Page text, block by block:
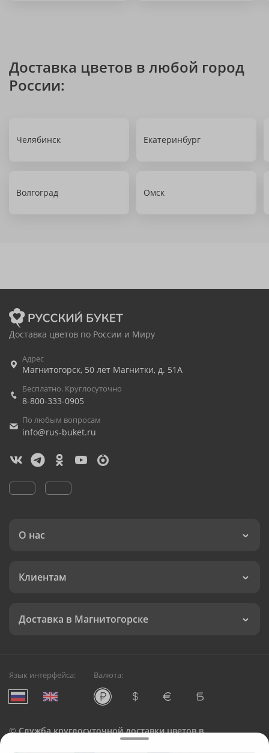
Доставка цветов в любой город
России:
Челябинск Екатеринбург
Волгоград Омск
Доставка цветов по России и Миру
Адрес
Магнитогорск, 50 лет Магнитки, д. 51А
Бесплатно. Круглосуточно
8-800-333-0905
По любым вопросам
info@rus-buket.ru
О нас
Клиентам
Доставка в Магнитогорске
Язык интерфейса: Валюта:
©Служба круглосуточной доставки цветов в